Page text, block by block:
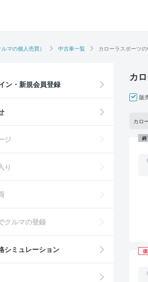
マの個人売買） 中古車一覧 カローラスポーツ
カ
販
カロ
ン・新規会員登録
ジ
り
クルマの登録
シミュレーション